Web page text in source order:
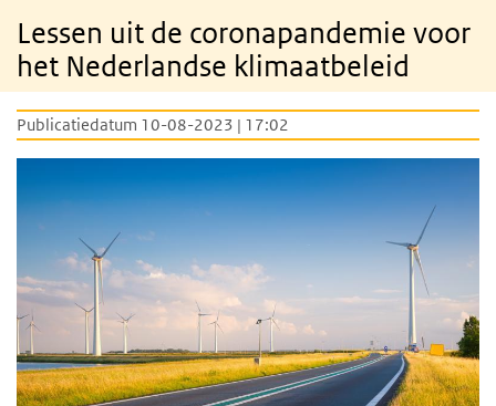
Lessen uit de coronapandemie voor
het Nederlandse klimaatbeleid
Publicatiedatum 10-08-2023 | 17:02